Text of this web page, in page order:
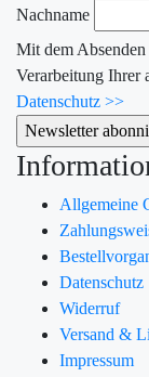
Nachname
Mit dem
Verarbeitung Ihrer
Datenschutz >>
Allgemeine
Datenschutz
Widerruf
Versand &
Impressum